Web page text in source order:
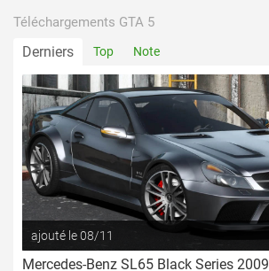
Téléchargements GTA 5
Derniers Top Note
ajouté le 08/11
Mercedes-Benz SL65 Black Series 2009